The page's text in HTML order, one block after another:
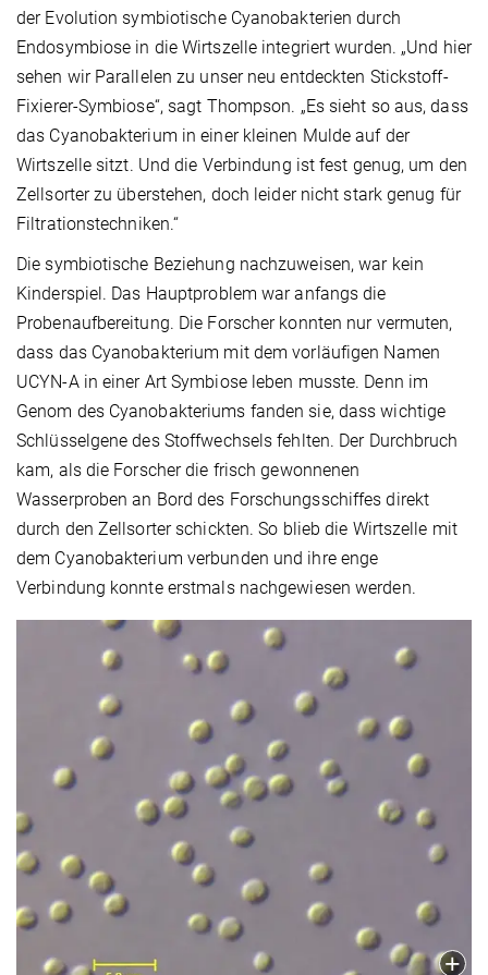
der Evolution symbiotische Cyanobakterien durch
Endosymbiose in die Wirtszelle integriert wurden. „Und hier
sehen wir Parallelen zu unser neu entdeckten Stickstoff-
Fixierer-Symbiose“, sagt Thompson. „Es sieht so aus, dass
das Cyanobakterium in einer kleinen Mulde auf der
Wirtszelle sitzt. Und die Verbindung ist fest genug, um den
Zellsorter zu überstehen, doch leider nicht stark genug für
Filtrationstechniken.“
Die symbiotische Beziehung nachzuweisen, war kein
Kinderspiel. Das Hauptproblem war anfangs die
Probenaufbereitung. Die Forscher konnten nur vermuten,
dass das Cyanobakterium mit dem vorläufigen Namen
UCYN-A in einer Art Symbiose leben musste. Denn im
Genom des Cyanobakteriums fanden sie, dass wichtige
Schlüsselgene des Stoffwechsels fehlten. Der Durchbruch
kam, als die Forscher die frisch gewonnenen
Wasserproben an Bord des Forschungsschiffes direkt
durch den Zellsorter schickten. So blieb die Wirtszelle mit
dem Cyanobakterium verbunden und ihre enge
Verbindung konnte erstmals nachgewiesen werden.